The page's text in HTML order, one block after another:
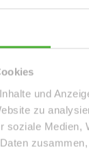
und
zu
soziale Medien,
U.